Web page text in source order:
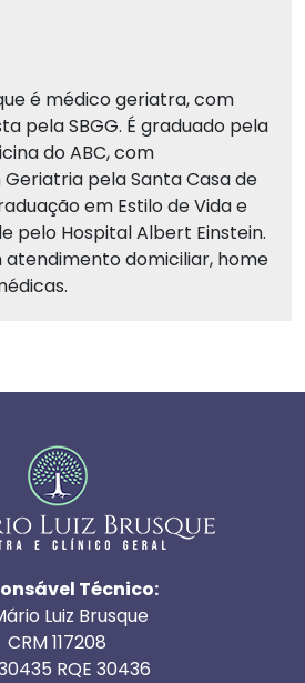
é médico geriatra, com
pela SBGG. É graduado pela
do ABC, com
pela Santa Casa de
em Estilo de Vida e
pelo Hospital Albert Einstein.
domiciliar, home
Técnico:
Luiz Brusque
CRM 117208
RQE 30436